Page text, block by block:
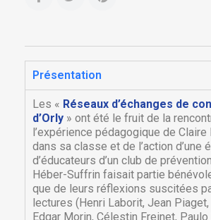
Présentation
Les « Réseaux d’échanges de
d’Orly » ont été le fruit de la
l’expérience pédagogique de
dans sa classe et de l’action d’une
d’éducateurs d’un club de
Héber-Suffrin faisait partie
que de leurs réflexions suscitées
lectures (Henri Laborit, Jean
Edgar Morin, Célestin Freinet, Paulo